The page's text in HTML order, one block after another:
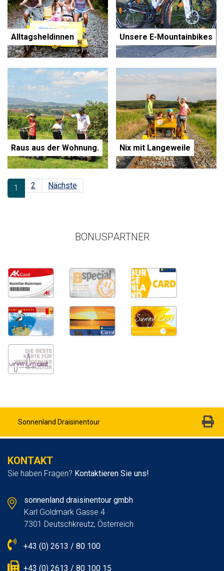
Alltagsheldinnen Unsere E-Mountainbikes
Raus aus der Wohnung. Nix mit Langeweile
1 2 Nächste
BONUSPARTNER
Sonnenland Draisinentour
KONTAKT
Sie haben Fragen? Kontaktieren Sie uns!
sonnenland draisinentour gmbh
Karl Goldmark Gasse 4
7301 Deutschkreutz, Österreich
+43 (0) 2613 / 80 100
+43 (0) 2613 / 80 100 15